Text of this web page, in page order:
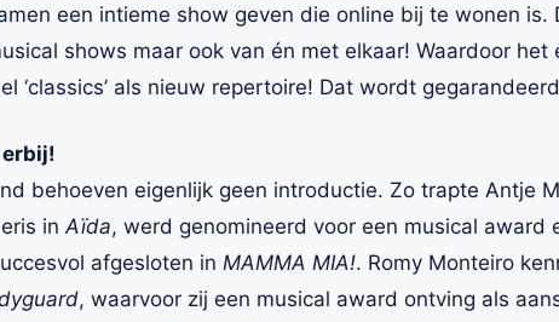
een intieme show geven die online bij te wonen is.
shows maar ook van én met elkaar! Waardoor
‘classics’ als nieuw repertoire! Dat wordt
behoeven eigenlijk geen introductie. Zo trapte Antje
inAïda, werd genomineerd voor een musical award
afgesloten in MAMMA MIA!. Romy Monteiro
, waarvoor zij een musical award ontving als